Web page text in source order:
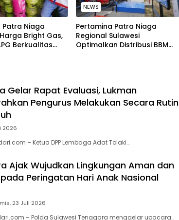
Patra Niaga
Bright Gas,
Berkualitas
NEWS
Pertamina Patra Niaga
Regional Sulawesi
Optimalkan Distribusi BBM
Gelar Rapat Evaluasi, Lukman
Pengurus Melakukan Secara Rutin
2026
– Ketua DPP Lembaga Adat Tolaki…
Ajak Wujudkan Lingkungan Aman dan
Peringatan Hari Anak Nasional
23 Juli 2026
– Polda Sulawesi Tenggara menggelar upacara…